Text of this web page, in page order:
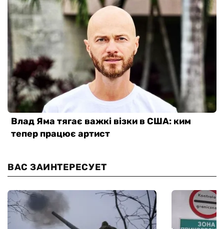
ВАС ЗАИНТЕРЕСУЕТ